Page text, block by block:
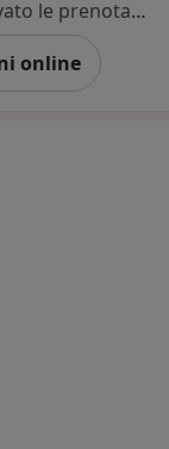
Questo dottore non ha ancora attivato le prenotazioni online presso questo indirizzo.
online